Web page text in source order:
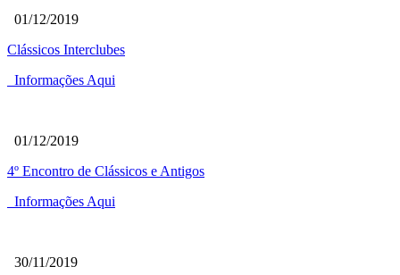
01/12/2019
Clássicos Interclubes
Informações Aqui
01/12/2019
4º Encontro de Clássicos e Antigos
Informações Aqui
30/11/2019